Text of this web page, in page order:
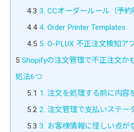
4.3 3. CCオーダールール（予約
4.44. Order Printer Templates
4.5 5. O-PLUX 不正注文検知ア
5 Shopifyの注文管理で不正注文か
処法6つ
5.1 1. 注文を処理する前に内容
5.2 2. 注文管理で支払いステー
5.3 3. お客様情報に怪しい点が